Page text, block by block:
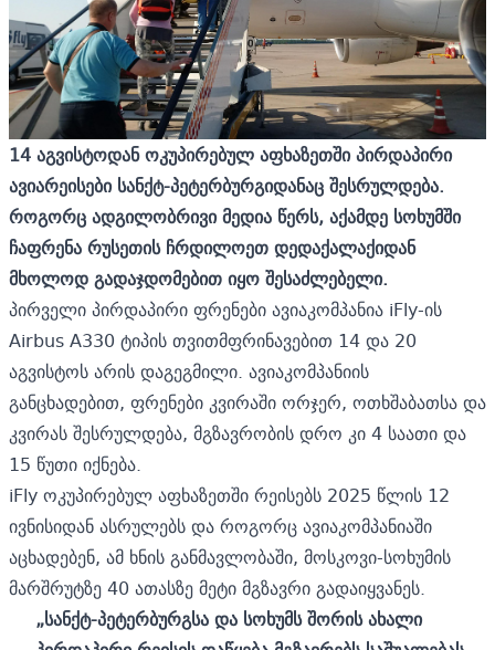
14 აგვისტოდან ოკუპირებულ აფხაზეთში პირდაპირი
ავიარეისები სანქტ-პეტერბურგიდანაც შესრულდება.
როგორც ადგილობრივი მედია წერს, აქამდე სოხუმში
ჩაფრენა რუსეთის ჩრდილოეთ დედაქალაქიდან
მხოლოდ გადაჯდომებით იყო შესაძლებელი.
პირველი პირდაპირი ფრენები ავიაკომპანია iFly-ის
Airbus A330 ტიპის თვითმფრინავებით 14 და 20
აგვისტოს არის დაგეგმილი. ავიაკომპანიის
განცხადებით, ფრენები კვირაში ორჯერ, ოთხშაბათსა და
კვირას შესრულდება, მგზავრობის დრო კი 4 საათი და
15 წუთი იქნება.
iFly ოკუპირებულ აფხაზეთში რეისებს 2025 წლის 12
ივნისიდან ასრულებს და როგორც ავიაკომპანიაში
აცხადებენ, ამ ხნის განმავლობაში, მოსკოვი-სოხუმის
მარშრუტზე 40 ათასზე მეტი მგზავრი გადაიყვანეს.
„სანქტ-პეტერბურგსა და სოხუმს შორის ახალი